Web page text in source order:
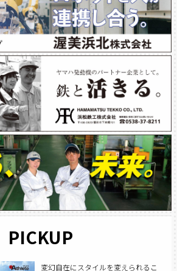
PICKUP
変幻自在にスタイルを変えられるこ